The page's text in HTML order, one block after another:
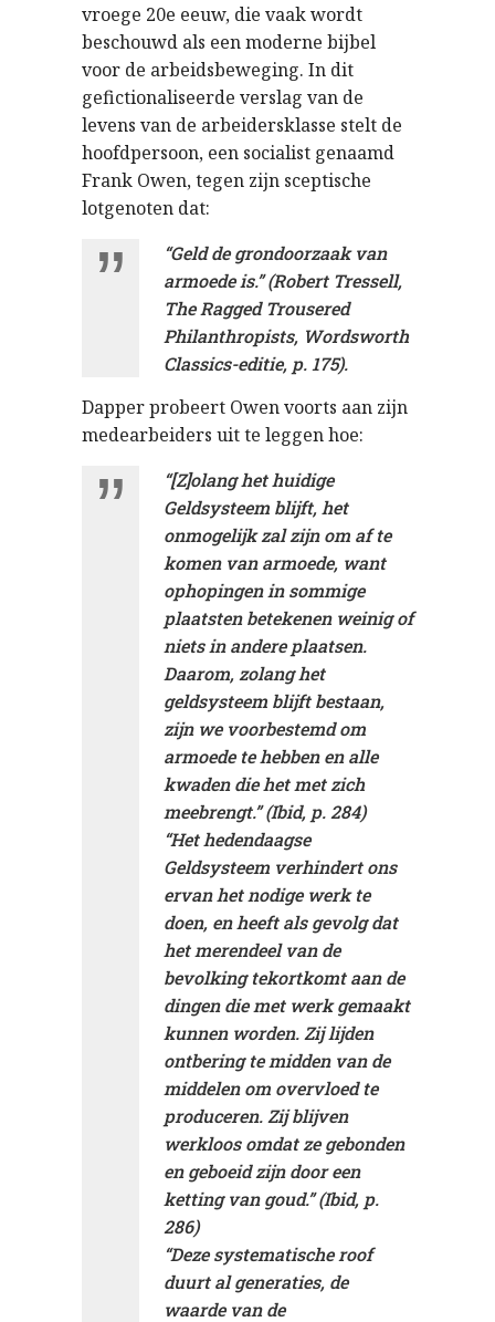
vroege 20e eeuw, die vaak wordt
beschouwd als een moderne bijbel
voor de arbeidsbeweging. In dit
gefictionaliseerde verslag van de
levens van de arbeidersklasse stelt de
hoofdpersoon, een socialist genaamd
Frank Owen, tegen zijn sceptische
lotgenoten dat:
“Geld de grondoorzaak van
armoede is.” (Robert Tressell,
The Ragged Trousered
Philanthropists, Wordsworth
Classics-editie, p. 175).
Dapper probeert Owen voorts aan zijn
medearbeiders uit te leggen hoe:
“[Z]olang het huidige
Geldsysteem blijft, het
onmogelijk zal zijn om af te
komen van armoede, want
ophopingen in sommige
plaatsten betekenen weinig of
niets in andere plaatsen.
Daarom, zolang het
geldsysteem blijft bestaan,
zijn we voorbestemd om
armoede te hebben en alle
kwaden die het met zich
meebrengt.” (Ibid, p. 284)
“Het hedendaagse
Geldsysteem verhindert ons
ervan het nodige werk te
doen, en heeft als gevolg dat
het merendeel van de
bevolking tekortkomt aan de
dingen die met werk gemaakt
kunnen worden. Zij lijden
ontbering te midden van de
middelen om overvloed te
produceren. Zij blijven
werkloos omdat ze gebonden
en geboeid zijn door een
ketting van goud.” (Ibid, p.
286)
“Deze systematische roof
duurt al generaties, de
waarde van de